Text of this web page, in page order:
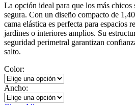
La opción ideal para que los más chicos
segura. Con un diseño compacto de
cama elástica es perfecta para espacios
jardines o interiores amplios. Su
seguridad perimetral garantizan
salto.
Color:
Ancho: